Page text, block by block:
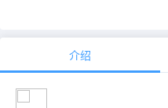
介绍